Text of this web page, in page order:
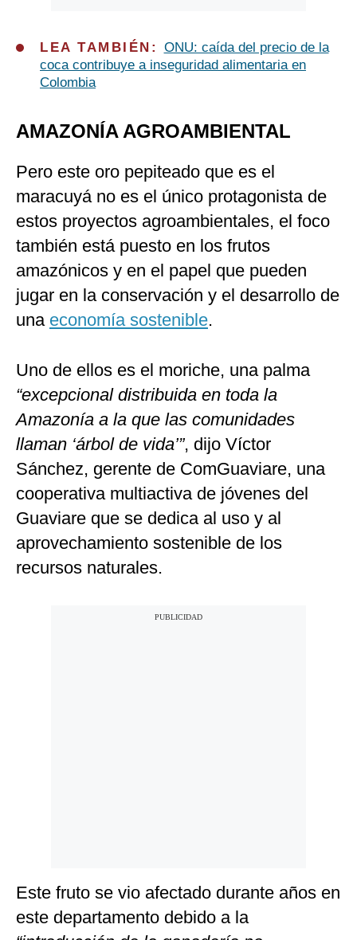
LEA TAMBIÉN: ONU: caída del precio de la
coca contribuye a inseguridad alimentaria en
Colombia
AMAZONÍA AGROAMBIENTAL
Pero este oro pepiteado que es el
maracuyá no es el único protagonista de
estos proyectos agroambientales, el foco
también está puesto en los frutos
amazónicos y en el papel que pueden
jugar en la conservación y el desarrollo de
una economía sostenible.
Uno de ellos es el moriche, una palma
“excepcional distribuida en toda la
Amazonía a la que las comunidades
llaman ‘árbol de vida’”, dijo Víctor
Sánchez, gerente de ComGuaviare, una
cooperativa multiactiva de jóvenes del
Guaviare que se dedica al uso y al
aprovechamiento sostenible de los
recursos naturales.
Este fruto se vio afectado durante años en
este departamento debido a la